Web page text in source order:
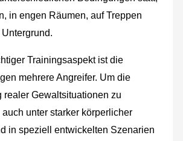
in engen Räumen, auf Treppen
Trainingsaspekt ist die
mehrere Angreifer. Um die
realer Gewaltsituationen zu
unter starker körperlicher
in speziell entwickelten Szenarien